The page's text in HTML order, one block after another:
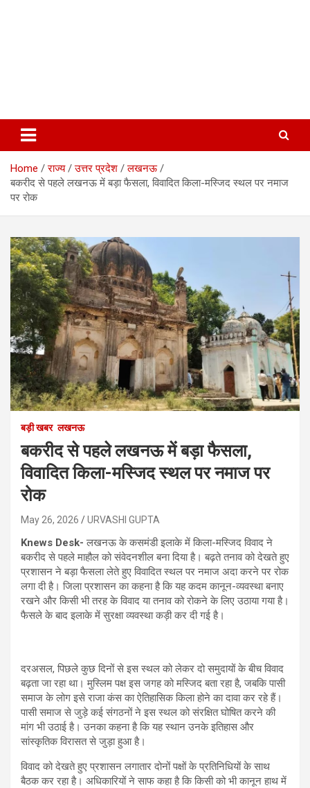
Home राज्य उत्तर प्रदेश
लखनऊ
बकरीद से पहले लखनऊ में बड़ा फैसला, विवादित किला-मस्जिद स्थल पर नमाज
पर रोक
बड़ी खबर लखनऊ
बकरीद से पहले लखनऊ में बड़ा फैसला,
विवादित किला-मस्जिद स्थल पर नमाज पर
रोक
May 26, 2026 URVASHI GUPTA
Knews Desk- लखनऊ के कसमंडी इलाके में किला-मस्जिद विवाद ने
बकरीद से पहले माहौल को संवेदनशील बना दिया है। बढ़ते तनाव को देखते हुए
प्रशासन ने बड़ा फैसला लेते हुए विवादित स्थल पर नमाज अदा करने पर रोक
लगा दी है। जिला प्रशासन का कहना है कि यह कदम कानून-व्यवस्था बनाए
रखने और किसी भी तरह के विवाद या तनाव को रोकने के लिए उठाया गया है।
फैसले के बाद इलाके में सुरक्षा व्यवस्था कड़ी कर दी गई है।
दरअसल, पिछले कुछ दिनों से इस स्थल को लेकर दो समुदायों के बीच विवाद
बढ़ता जा रहा था। मुस्लिम पक्ष इस जगह को मस्जिद बता रहा है, जबकि पासी
समाज के लोग इसे राजा कंस का ऐतिहासिक किला होने का दावा कर रहे हैं।
पासी समाज से जुड़े कई संगठनों ने इस स्थल को संरक्षित घोषित करने की
मांग भी उठाई है। उनका कहना है कि यह स्थान उनके इतिहास और
सांस्कृतिक विरासत से जुड़ा हुआ है।
विवाद को देखते हुए प्रशासन लगातार दोनों पक्षों के प्रतिनिधियों के साथ
बैठक कर रहा है। अधिकारियों ने साफ कहा है कि किसी को भी कानून हाथ में